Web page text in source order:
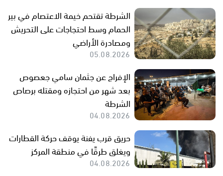
الشرطة تقتحم خيمة الاعتصام في بير
الحمام وسط احتجاجات على التحريش
ومصادرة الأراضي
05.08.2026
الإفراج عن جثمان سامي جعصوص
بعد شهر من احتجازه ومقتله برصاص
الشرطة
04.08.2026
حريق قرب يفنة يوقف حركة القطارات
ويغلق طرقًا في منطقة المركز
04.08.2026